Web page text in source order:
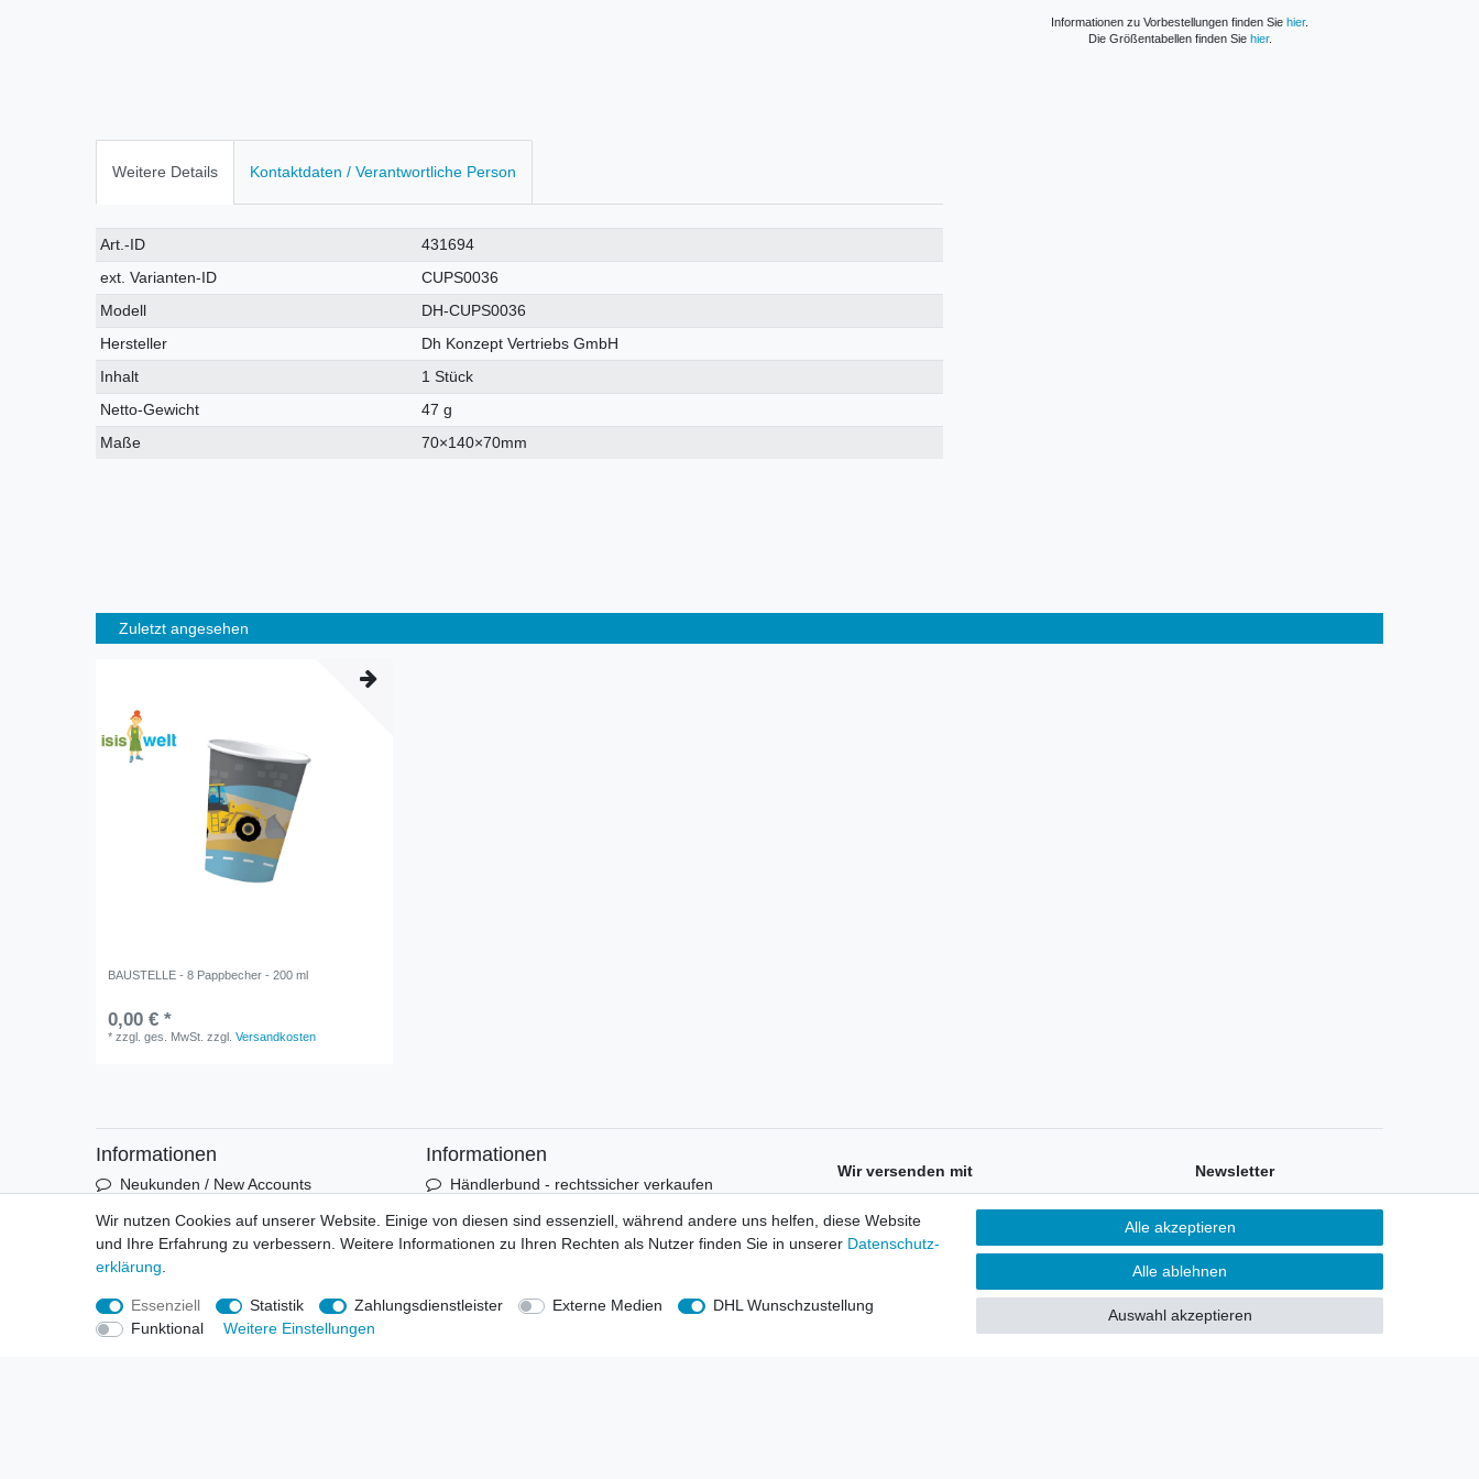
Informationen zu Vorbestellungen finden Sie hier.
Die Größentabellen finden Sie hier.
Weitere Details Kontaktdaten / Verantwortliche Person
Technisches
Merkmal
Wert
Art.-ID
431694
ext. Varianten-ID
CUPS0036
Modell
DH-CUPS0036
Hersteller
Dh Konzept Vertriebs GmbH
Inhalt
1 Stück
Netto-Gewicht
47 g
Maße
70×140×70mm
Zuletzt angesehen
BAUSTELLE - 8 Pappbecher - 200 ml
0,00 € *
*zzgl. ges. MwSt. zzgl.Versandkosten
Informationen
Neukunden / New Accounts
Versandkosten
Entsorgungs- & Umweltbestimmungen
Größentabellen
Kauf mit Rückgaberecht
Unser Dropshipping Angebot
Informationen
Händlerbund - rechtssicher verkaufen
Messen
Über uns
Lieferanten
Wir versenden mit Newsletter
Sie möchten über neu eingetroffene
Lagerware oder Neuheiten
allgemein informiert werden?
Dann melden Sie sich doch für
unseren Newsletter an.
Wir nutzen Cookies auf unserer Website. Einige von diesen sind essenziell, während andere uns helfen, diese Website
und Ihre Erfahrung zu verbessern. Weitere Informationen zu Ihren Rechten als Nutzer finden Sie in unserer Daten­schutz­
erklärung
Essenziell Statistik Zahlungsdienstleister Externe Medien
DHL Wunschzustellung
Funktional
Weitere Einstellungen
Alle akzeptieren
Alle ablehnen
Auswahl akzeptieren